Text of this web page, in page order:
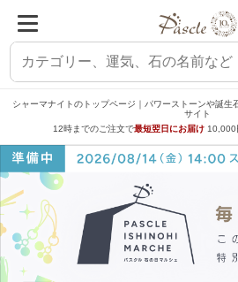
シャーマナイトのトップページ｜パワーストーンや誕生
サイト
12時までのご注文で最短翌日にお届け 10,000